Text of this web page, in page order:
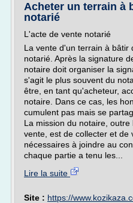
Acheter un terrain à
notarié
L'acte de vente notarié
La vente d'un terrain à bâtir
notarié. Après la signature
notaire doit organiser la
s'agit le plus souvent du
être, en tant qu'acheteur,
notaire. Dans ce cas, les
cumulent pas mais se
La mission du notaire,
vente, est de collecter et de
nécessaires à joindre au
chaque partie a tenu les...
Lire la suite
Site : https://